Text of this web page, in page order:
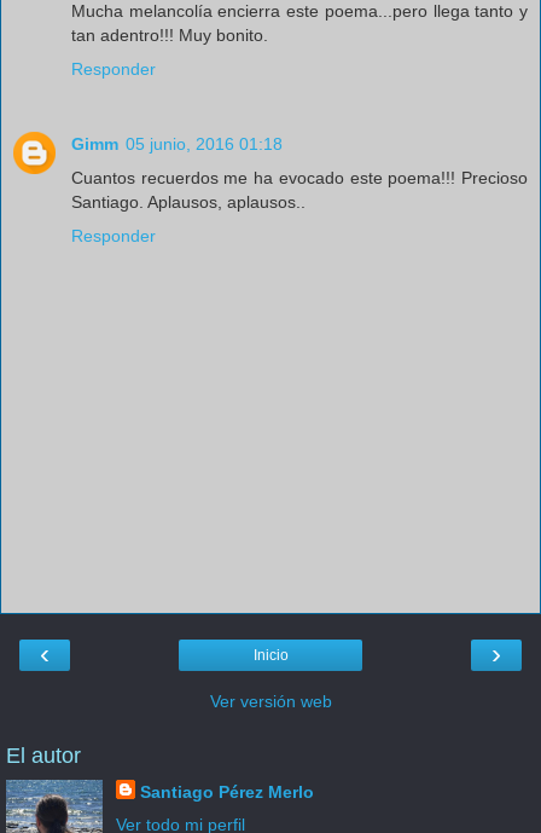
Mucha melancolía encierra este poema...pero llega tanto y
tan adentro!!! Muy bonito.
Responder
Gimm 05 junio, 2016 01:18
Cuantos recuerdos me ha evocado este poema!!! Precioso
Santiago. Aplausos, aplausos..
Responder
‹ ›
Inicio
Ver versión web
El autor
Santiago Pérez Merlo
Ver todo mi perfil